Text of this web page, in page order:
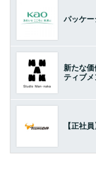
パッケ
新たな
ティブ
【正社